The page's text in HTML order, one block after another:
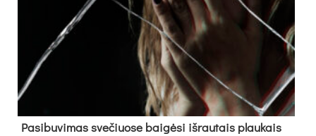
Pa­si­bu­vi­mas sve­čiuo­se bai­gė­si iš­rau­tais plau­kais